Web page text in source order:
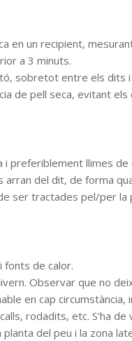
en un recipient,
a 3 minuts.
sobretot entre els dits i
de pell seca, evitant els
preferiblement llimes
arran del dit, de forma
ser tractades pel/per la
fonts de calor.
Observar que no
en cap circumstància,
rodadits, etc. S'ha
del peu i la zona